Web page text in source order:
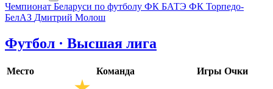
Чемпионат Беларуси по футболу ФК БАТЭ ФК Торпедо-
БелАЗ Дмитрий Молош
Футбол · Высшая лига
Место Команда Игры Очки